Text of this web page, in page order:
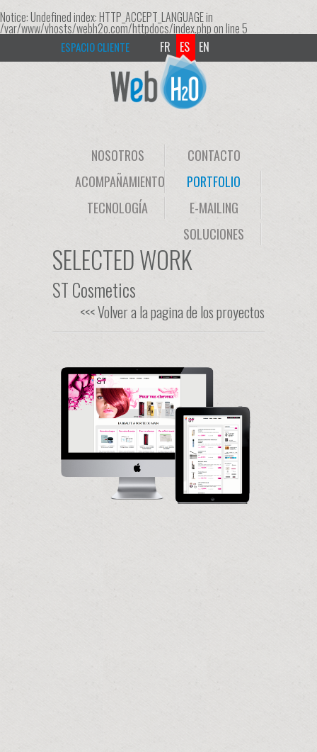
Notice: Undefined index: HTTP_ACCEPT_LANGUAGE in
/var/www/vhosts/webh2o.com/httpdocs/index.phpon line5
ESPACIO CLIENTE EN
ES
FR
CONTACTO
NOSOTROS
PORTFOLIO
ACOMPAÑAMIENTO
E-MAILING
TECNOLOGÍA
SOLUCIONES
SELECTED WORK
ST Cosmetics
<<< Volver a la pagina de los proyectos